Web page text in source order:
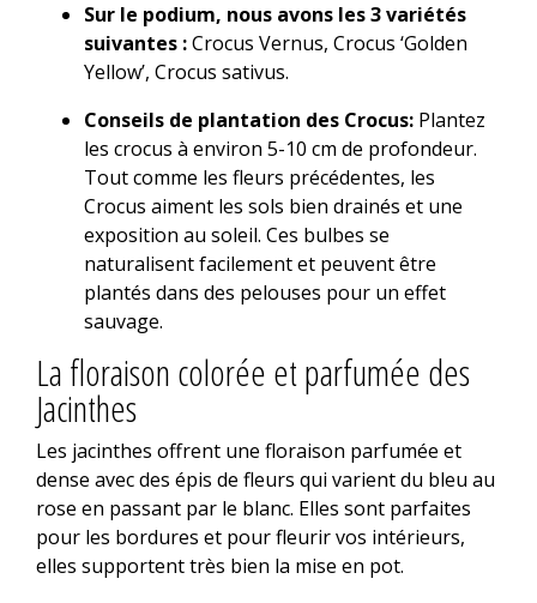
Sur le podium, nous avons les 3 variétés
suivantes :Crocus Vernus, Crocus ‘Golden
Yellow’, Crocus sativus.
Conseils de plantation des Crocus:Plantez
les crocus à environ 5-10 cm de profondeur.
Tout comme les fleurs précédentes, les
Crocus aiment les sols bien drainés et une
exposition au soleil. Ces bulbes se
naturalisent facilement et peuvent être
plantés dans des pelouses pour un effet
sauvage.
La floraison colorée et parfumée des
Jacinthes
Les jacinthes offrent une floraison parfumée et
dense avec des épis de fleurs qui varient du bleu au
rose en passant par le blanc. Elles sont parfaites
pour les bordures et pour fleurir vos intérieurs,
elles supportent très bien la mise en pot.